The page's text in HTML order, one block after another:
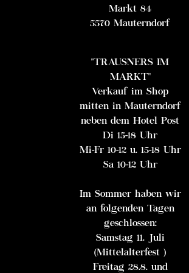
Markt 84
5570 Mauterndorf
"TRAUSNERS IM
MARKT"
Verkauf im Shop
mitten in Mauterndorf
neben dem Hotel Post
Di 15-18 Uhr
Mi-Fr 10-12 u. 15-18 Uhr
Sa 10-12 Uhr
Im Sommer haben wir
an folgenden Tagen
geschlossen:
Samstag 11. Juli
(Mittelalterfest )
Freitag 28.8. und